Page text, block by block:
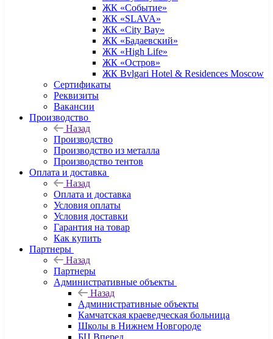
ЖК «Событие»
ЖК «SLAVA»
ЖК «City Bay»
ЖК «Бадаевский»
ЖК «High Life»
ЖК «Остров»
ЖК Bvlgari Hotel & Residences Moscow
Сертификаты
Реквизиты
Вакансии
Производство
Назад
Производство
Производство из металла
Производство тентов
Оплата и доставка
Назад
Оплата и доставка
Условия оплаты
Условия доставки
Гарантия на товар
Как купить
Партнеры
Назад
Партнеры
Административные объекты
Назад
Административные объекты
Камчатская краеведческая больница
Школы в Нижнем Новгороде
БЦ Вперед